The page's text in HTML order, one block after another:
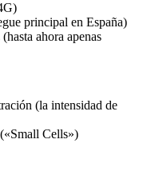
principal en España)
ahora apenas
(la intensidad de
(«Small Cells»)